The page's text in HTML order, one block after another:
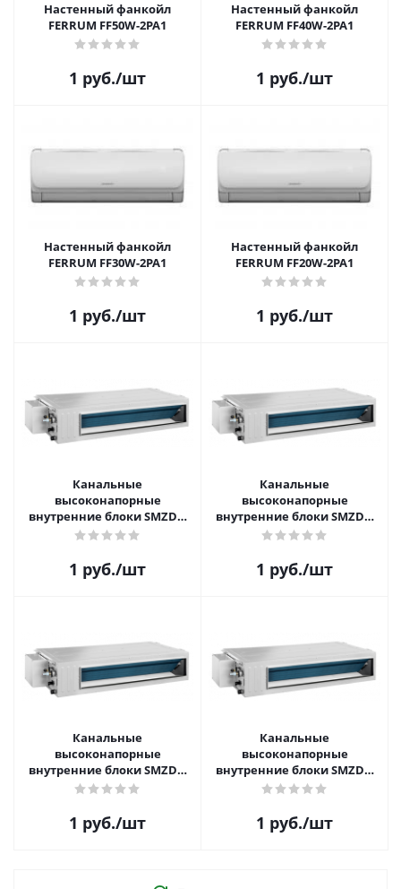
Настенный фанкойл
FERRUM FF50W-2PA1
1 руб./шт
Настенный фанкойл
FERRUM FF40W-2PA1
1 руб./шт
Настенный фанкойл
FERRUM FF30W-2PA1
1 руб./шт
Настенный фанкойл
FERRUM FF20W-2PA1
1 руб./шт
Канальные
высоконапорные
внутренние блоки SMZDH
V3AI SMZDH65V3AI
1 руб./шт
Канальные
высоконапорные
внутренние блоки SMZDH
V3AI SMZDH60V3AI
1 руб./шт
Канальные
высоконапорные
внутренние блоки SMZDH
V3AI SMZDH48V3AI
1 руб./шт
Канальные
высоконапорные
внутренние блоки SMZDH
V3AI SMZDH36V3AI
1 руб./шт